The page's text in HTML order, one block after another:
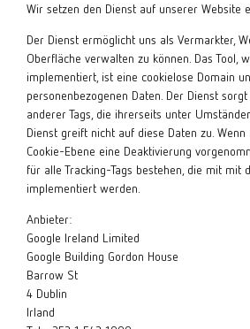
Wir setzen den Dienst auf unserer Website
Der Dienst ermöglicht uns als Vermarkter,
Oberfläche verwalten zu können. Das Tool,
implementiert, ist eine cookielose Domain
personenbezogenen Daten. Der Dienst
anderer Tags, die ihrerseits unter
Dienst greift nicht auf diese Daten zu.
Cookie-Ebene eine Deaktivierung
für alle Tracking-Tags bestehen, die mit mit
implementiert werden.
Anbieter:
Google Ireland Limited
Google Building Gordon House
Barrow St
4 Dublin
Irland